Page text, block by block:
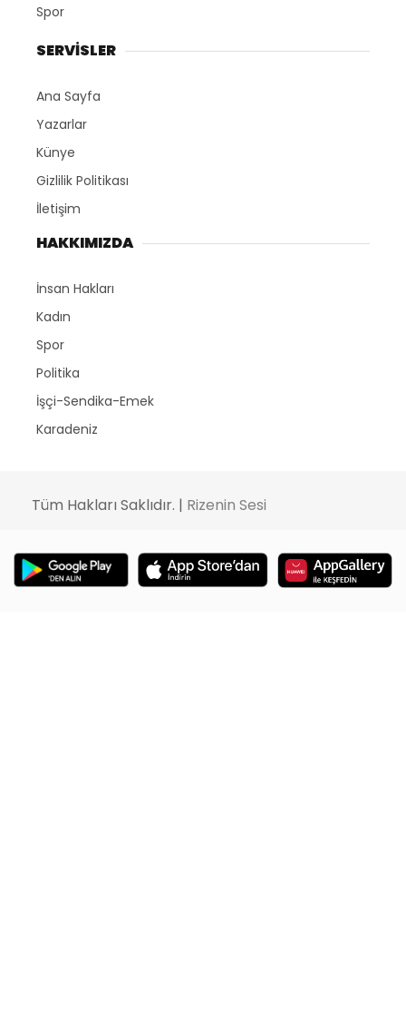
Spor
SERVİSLER
Ana Sayfa
Yazarlar
Künye
Gizlilik Politikası
İletişim
HAKKIMIZDA
İnsan Hakları
Kadın
Spor
Politika
İşçi-Sendika-Emek
Karadeniz
Tüm Hakları Saklıdır. | Rizenin Sesi